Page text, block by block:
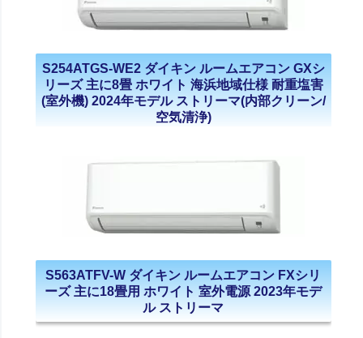
S254ATGS-WE2 ダイキン ルームエアコン GXシ
リーズ 主に8畳 ホワイト 海浜地域仕様 耐重塩害
(室外機) 2024年モデル ストリーマ(内部クリーン/
空気清浄)
S563ATFV-W ダイキン ルームエアコン FXシリ
ーズ 主に18畳用 ホワイト 室外電源 2023年モデ
ル ストリーマ